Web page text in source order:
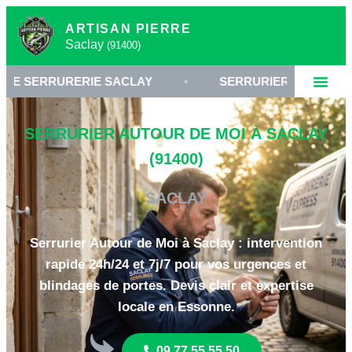
ARTISAN PIERRE
Saclay (91400)
SACLAY • SERRURIER 91400 ESSONNE
SERRURIER AUTOUR DE MOI À SACLAY
(91400)
SACLAY
Serrurier Autour de Moi à Saclay : intervention
rapide 24h/24 et 7j/7 pour vos urgences et
blindages de portes. Devis clair et expertise
locale en Essonne.